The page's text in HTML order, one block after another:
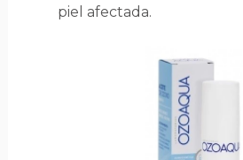
piel afectada.